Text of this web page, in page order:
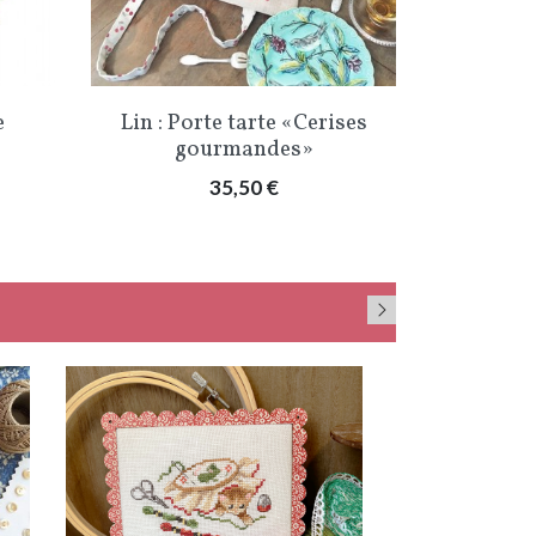
Aperçu rapide
Lin : Porte tarte «Cerises
gourmandes»
Prix
35,50 €